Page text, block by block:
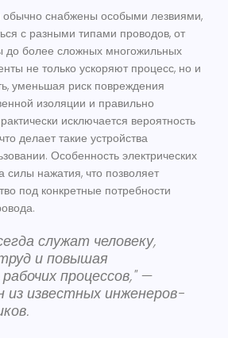
обычно снабжены особыми лезвиями,
с разными типами проводов, от
более сложных многожильных
не только ускоряют процесс, но и
уменьшая риск повреждения
изоляции и правильно
исключается вероятность
делает такие устройства
Особенность электрических
силы нажатия, что позволяет
под конкретные потребности
служат человеку,
и повышая
процессов," —
известных инженеров-